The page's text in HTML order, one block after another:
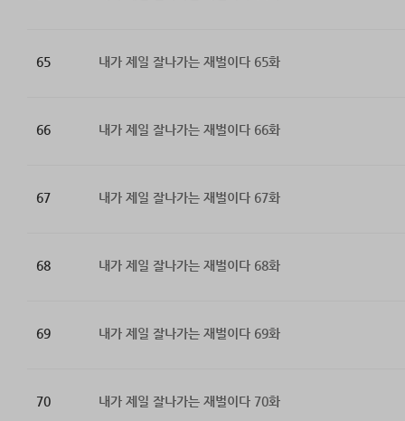
65 내가 제일 잘나가는 재벌이다 65화
66 내가 제일 잘나가는 재벌이다 66화
67 내가 제일 잘나가는 재벌이다 67화
68 내가 제일 잘나가는 재벌이다 68화
69 내가 제일 잘나가는 재벌이다 69화
70 내가 제일 잘나가는 재벌이다 70화